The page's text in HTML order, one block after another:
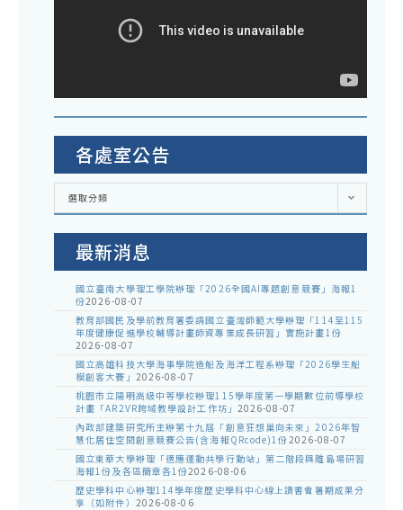
各處室公告
各
室
選取分類
最新消息
國立臺南大學理工學院辦理「2026全國AI專題創意競賽」海報1
份2026-08-07
教育部國民及學前教育署委請國立臺灣師範大學辦理「114至115
年度健康促進學校輔導計畫師資專業成長研習」實施計畫1份
2026-08-07
國立高雄科技大學海事學院造船及海洋工程系辦理「2026學生船
模創客大賽」 2026-08-07
桃園市立陽明高級中等學校辦理115學年度第一學期數位前導學校
計畫「AR2VR跨域教學設計工作坊」 2026-08-07
內政部建築研究所主辦第十九屆「創意狂想巢向未來」2026年智
慧化居住空間創意競賽公告(含海報QRcode)1份2026-08-07
國立東華大學辦理「適應運動共學行動站」第二階段與離島場研習
海報1份及各區簡章各1份2026-08-06
歷史學科中心辦理114學年度歷史學科中心線上讀書會暑期成果分
享（如附件） 2026-08-06